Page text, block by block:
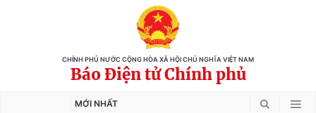
CHÍNH PHỦ NƯỚC CỘNG HÒA XÃ HỘI CHỦ NGHĨA VIỆT NAM
Báo Điện tử Chính phủ
MỚI NHẤT